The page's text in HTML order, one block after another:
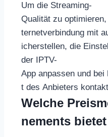
Um die Streaming-
Qualität zu
ternetverbindung mit
icherstellen, die
der IPTV-
App anpassen und bei
t des Anbieters
Welche
nements